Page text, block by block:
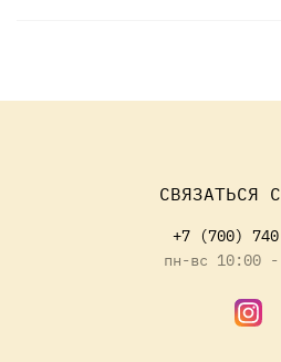
СВЯЗАТЬСЯ
+7 (700)
пн-вс 10:00